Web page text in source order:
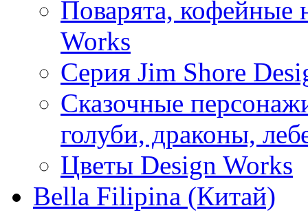
Поварята, кофейные
Works
Серия Jim Shore
Сказочные
голуби, драконы,
Цветы Design Works
Bella Filipina (Китай)